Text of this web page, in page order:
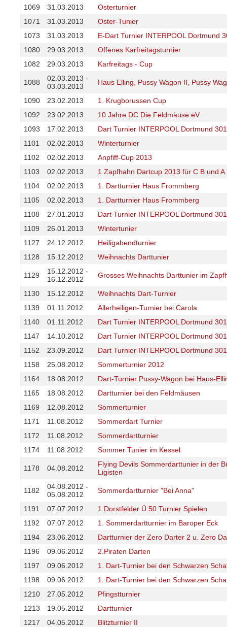
1069
31.03.2013
Osterturnier
1071
31.03.2013
Oster-Tunier
1073
31.03.2013
E-Dart Turnier INTERPOOL Dortmund
1080
29.03.2013
Offenes Karfreitagsturnier
1082
29.03.2013 Karfreitags - Cup
1088
02.03.2013 -
03.03.2013
Haus Elling, Pussy Wagon II, Pussy
1090 23.02.2013
1. Krugborussen Cup
1092
23.02.2013
10 Jahre DC Die Feldmäuse.eV
1093
17.02.2013
Dart Turnier INTERPOOL Dortmund
1101
02.02.2013
Winterturnier
1102
02.02.2013
Anpfiff-Cup 2013
1103
02.02.2013
1 Zapfhahn Dartcup 2013 für C B und A
1104
02.02.2013
1. Dartturnier Haus Frommberg
1105
02.02.2013
1. Dartturnier Haus Frommberg
1108
27.01.2013
Dart Turnier INTERPOOL Dortmund
1109
26.01.2013
Wintertunier
1127
24.12.2012
Heiligabendturnier
1128
15.12.2012 Weihnachts Darttunier
1129
15.12.2012 -
16.12.2012
Grosses Weihnachts Darttunier im
1130 15.12.2012
Weihnachts Dart-Turnier
1139
01.11.2012
Allerheiligen-Turnier bei Carola
1140
01.11.2012
Dart Turnier INTERPOOL Dortmund
1147
14.10.2012
Dart Turnier INTERPOOL Dortmund
1152
23.09.2012
Dart Turnier INTERPOOL Dortmund
1158
25.08.2012
Sommerturnier 2012
1164
18.08.2012
Dart-Turnier Pussy-Wagon bei Haus-
1165
18.08.2012
Dartturnier bei den Feldmäusen
1169
12.08.2012
Sommerturnier
1171
11.08.2012
Sommerdart Turnier
1172
11.08.2012
Sommerdartturnier
1174
11.08.2012 Sommer Tunier im Kessel
1178 04.08.2012
Flying Devils Sommerdarttunier in der
Ligisten
1182
04.08.2012 -
05.08.2012
Sommerdartturnier "Bei Anna"
1191 07.07.2012
1 Dorstfelder Ü 50 Turnier Spielen
1192
07.07.2012
1. Sommerdartturnier im Baroper Eck
1194
23.06.2012
Dartturnier der Zero Darter 2 u. Zero
1196
09.06.2012
2.Piraten Darten
1197
09.06.2012
1. Dart-Turnier bei den Schwarzen
1198
09.06.2012
1. Dart-Turnier bei den Schwarzen
1210
27.05.2012
Pfingstturnier
1213
19.05.2012
Dartturnier
1217
04.05.2012
Blitzturnier II